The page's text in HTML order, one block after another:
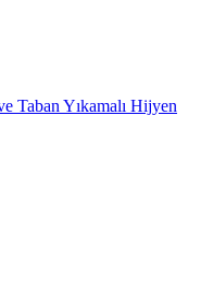
Taban Yıkamalı Hijyen